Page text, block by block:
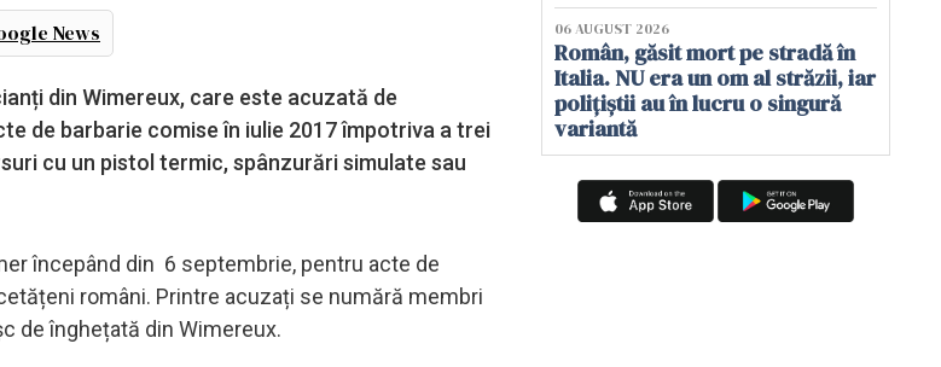
News
din Wimereux, care este acuzată de
de barbarie comise în iulie 2017 împotriva a trei
cu un pistol termic, spânzurări simulate sau
începând din 6 septembrie, pentru acte de
români. Printre acuzați se numără membri
de înghețată din Wimereux.
06 AUGUST 2026
Român, găsit mort pe stradă în
Italia. NU era un om al străzii, iar
polițiștii au în lucru o singură
variantă